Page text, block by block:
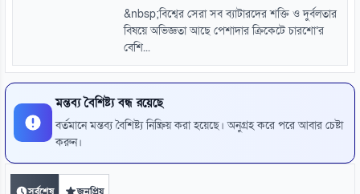
&nbsp;বিশ্বের সেরা সব ব্যাটারদের শক্তি ও দুর্বলতার
বিষয়ে অভিজ্ঞতা আছে পেশাদার ক্রিকেটে চারশো’র
বেশি...
মন্তব্য বৈশিষ্ট্য বন্ধ রয়েছে
বর্তমানে মন্তব্য বৈশিষ্ট্য নিষ্ক্রিয় করা হয়েছে। অনুগ্রহ করে পরে আবার চেষ্টা
করুন।
সর্বশেষ জনপ্রিয়